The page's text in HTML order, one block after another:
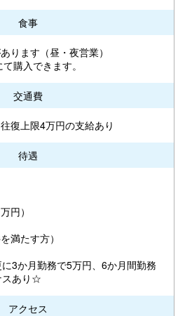
食事
ります（昼・夜営業）
購入できます。
交通費
復上限4万円の支給あり
待遇
円）
満たす方）
3か月勤務で5万円、6か月間勤務
スあり☆
アクセス